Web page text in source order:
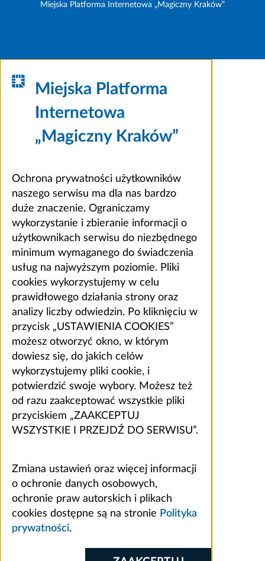
Miejska Platforma Internetowa „Magiczny Kraków”
Miejska Platforma
Internetowa
„Magiczny Kraków”
Ochrona prywatności użytkowników
naszego serwisu ma dla nas bardzo
duże znaczenie. Ograniczamy
wykorzystanie i zbieranie informacji o
użytkownikach serwisu do niezbędnego
minimum wymaganego do świadczenia
usług na najwyższym poziomie. Pliki
cookies wykorzystujemy w celu
prawidłowego działania strony oraz
analizy liczby odwiedzin. Po kliknięciu w
przycisk „USTAWIENIA COOKIES”
możesz otworzyć okno, w którym
dowiesz się, do jakich celów
wykorzystujemy pliki cookie, i
potwierdzić swoje wybory. Możesz też
od razu zaakceptować wszystkie pliki
przyciskiem „ZAAKCEPTUJ
WSZYSTKIE I PRZEJDŹ DO SERWISU”.
Zmiana ustawień oraz więcej informacji
o ochronie danych osobowych,
ochronie praw autorskich i plikach
cookies dostępne są na stronie Polityka
prywatności.